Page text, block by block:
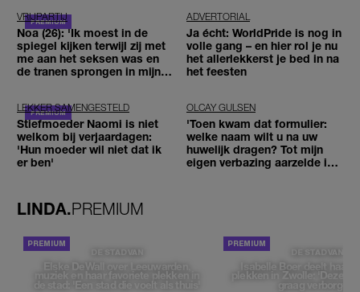
VRIJPARTIJ
Noa (26): 'Ik moest in de
spiegel kijken terwijl zij met
me aan het seksen was en
de tranen sprongen in mijn
ADVERTORIAL
Ja écht: WorldPride is nog in
volle gang – en hier rol je nu
het allerlekkerst je bed in na
het feesten
LEKKER SAMENGESTELD
Stiefmoeder Naomi is niet
welkom bij verjaardagen:
'Hun moeder wil niet dat ik
er ben'
OLCAY GULSEN
'Toen kwam dat formulier:
welke naam wilt u na uw
huwelijk dragen? Tot mijn
eigen verbazing aarzelde ik
LINDA.PREMIUM
DE STAD VAN
Elske DeWall over Leeuwarden,
muziek en haar favoriete plekken in
de stad: 'Een stad die voelt als thuis'
DE STAD VAN
Isabelle Boer deelt haar
plekken in Zwolle: 'Deze
graag verborgen'